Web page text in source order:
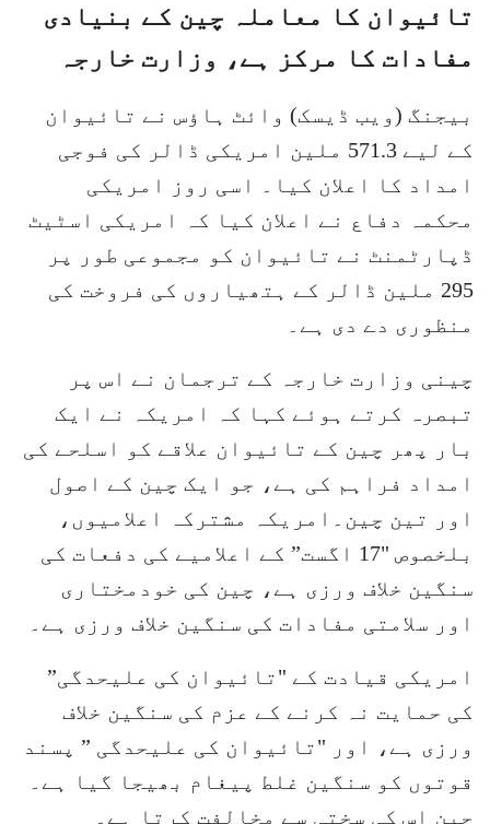
تائیوان کا معاملہ چین کے بنیادی
مفادات کا مرکز ہے، وزارت خارجہ
بیجنگ (ویب ڈیسک) وائٹ ہاؤس نے تائیوان
کے لیے 571.3 ملین امریکی ڈالر کی فوجی
امداد کا اعلان کیا۔ اسی روز امریکی
محکمہ دفاع نے اعلان کیا کہ امریکی اسٹیٹ
ڈپارٹمنٹ نے تائیوان کو مجموعی طور پر
295 ملین ڈالر کے ہتھیاروں کی فروخت کی
منظوری دے دی ہے۔
چینی وزارت خارجہ کے ترجمان نے اس پر
تبصرہ کرتے ہوئے کہا کہ امریکہ نے ایک
بار پھر چین کے تائیوان علاقے کو اسلحے کی
امداد فراہم کی ہے، جو ایک چین کے اصول
اور تین چین۔امریکہ مشترکہ اعلامیوں،
بلخصوص "17 اگست” کے اعلامیے کی دفعات کی
سنگین خلاف ورزی ہے، چین کی خودمختاری
اور سلامتی مفادات کی سنگین خلاف ورزی ہے۔
امریکی قیادت کے "تائیوان کی علیحدگی”
کی حمایت نہ کرنے کے عزم کی سنگین خلاف
ورزی ہے، اور "تائیوان کی علیحدگی ” پسند
قوتوں کو سنگین غلط پیغام بھیجا گیا ہے۔
چین اس کی سختی سے مخالفت کرتا ہے۔